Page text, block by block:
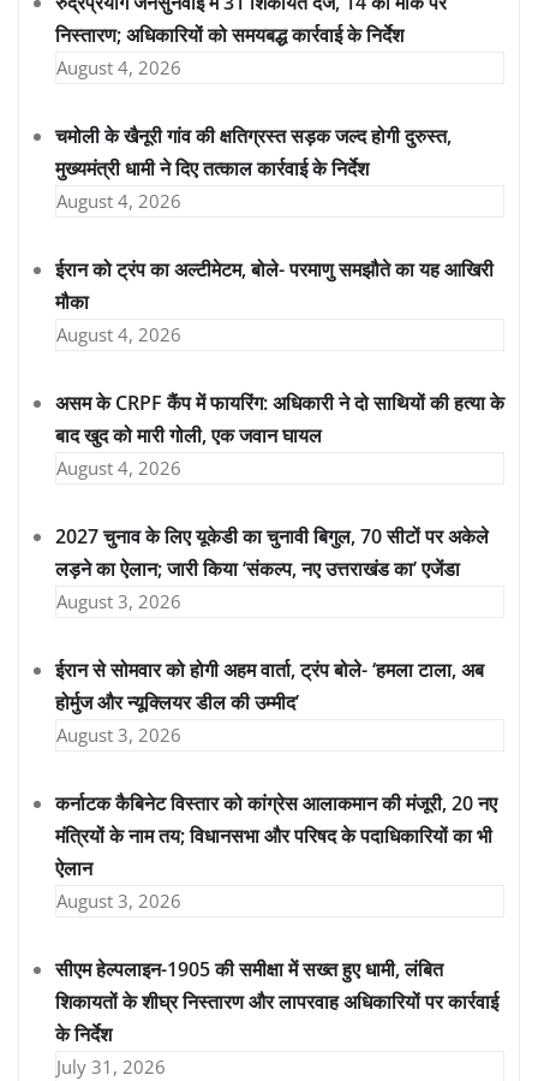
निस्तारण; अधिकारियों को समयबद्ध कार्रवाई के निर्देश
August 4, 2026
चमोली के खैनूरी गांव की क्षतिग्रस्त सड़क जल्द होगी दुरुस्त,
मुख्यमंत्री धामी ने दिए तत्काल कार्रवाई के निर्देश
August 4, 2026
ईरान को ट्रंप का अल्टीमेटम, बोले- परमाणु समझौते का यह आखिरी
मौका
August 4, 2026
असम के CRPF कैंप में फायरिंग: अधिकारी ने दो साथियों की हत्या के
बाद खुद को मारी गोली, एक जवान घायल
August 4, 2026
2027 चुनाव के लिए यूकेडी का चुनावी बिगुल, 70 सीटों पर अकेले
लड़ने का ऐलान; जारी किया ‘संकल्प, नए उत्तराखंड का’ एजेंडा
August 3, 2026
ईरान से सोमवार को होगी अहम वार्ता, ट्रंप बोले- ‘हमला टाला, अब
होर्मुज और न्यूक्लियर डील की उम्मीद’
August 3, 2026
कर्नाटक कैबिनेट विस्तार को कांग्रेस आलाकमान की मंजूरी, 20 नए
मंत्रियों के नाम तय; विधानसभा और परिषद के पदाधिकारियों का भी
ऐलान
August 3, 2026
सीएम हेल्पलाइन-1905 की समीक्षा में सख्त हुए धामी, लंबित
शिकायतों के शीघ्र निस्तारण और लापरवाह अधिकारियों पर कार्रवाई
के निर्देश
July 31, 2026